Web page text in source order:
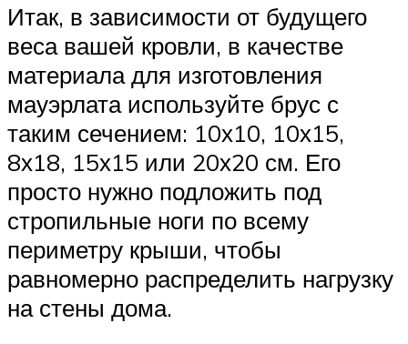
Итак, в зависимости от будущего
веса вашей кровли, в качестве
материала для изготовления
мауэрлата используйте брус с
таким сечением: 10х10, 10х15,
8х18, 15х15 или 20х20 см. Его
просто нужно подложить под
стропильные ноги по всему
периметру крыши, чтобы
равномерно распределить нагрузку
на стены дома.